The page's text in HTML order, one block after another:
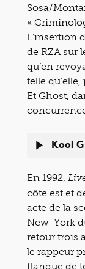
Sosa/
«
L’insertion
de RZA sur
qu’en
telle
Et Ghost,
Kool
En 1992,
côte est et
acte de la
New-York
retour trois
le rappeur
flanque de